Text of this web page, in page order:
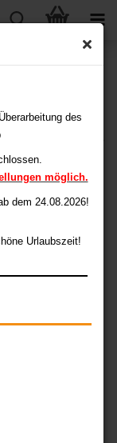
des
möglich.
dem 24.08.2026!
Urlaubszeit!
21 gr.